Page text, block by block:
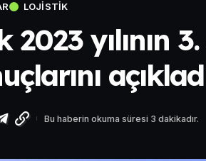
LOJISTIK
2023 yılının
Bu haberin okuma süresi 3 dakikadır.